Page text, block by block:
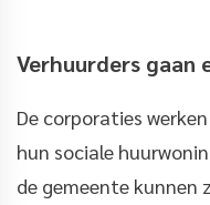
Verhuurders gaan
De corporaties
hun sociale
de gemeente kunnen